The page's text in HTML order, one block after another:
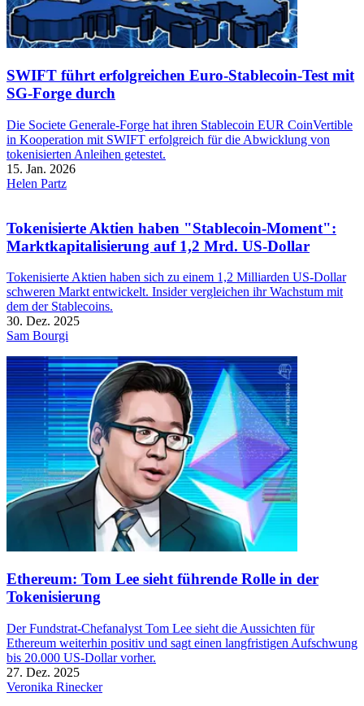
SWIFT führt erfolgreichen Euro-Stablecoin-Test mit
SG-Forge durch
Die Societe Generale-Forge hat ihren Stablecoin EUR CoinVertible
in Kooperation mit SWIFT erfolgreich für die Abwicklung von
tokenisierten Anleihen getestet.
15. Jan. 2026
Helen Partz
Tokenisierte Aktien haben "Stablecoin-Moment":
Marktkapitalisierung auf 1,2 Mrd. US-Dollar
Tokenisierte Aktien haben sich zu einem 1,2 Milliarden US-Dollar
schweren Markt entwickelt. Insider vergleichen ihr Wachstum mit
dem der Stablecoins.
30. Dez. 2025
Sam Bourgi
Ethereum: Tom Lee sieht führende Rolle in der
Tokenisierung
Der Fundstrat-Chefanalyst Tom Lee sieht die Aussichten für
Ethereum weiterhin positiv und sagt einen langfristigen Aufschwung
bis 20.000 US-Dollar vorher.
27. Dez. 2025
Veronika Rinecker